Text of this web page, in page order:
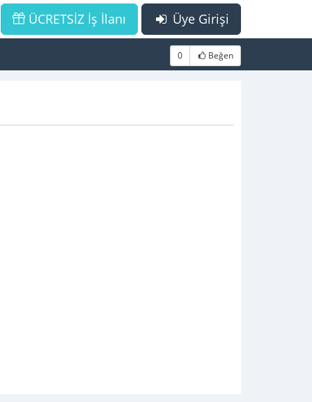
Üye Girişi
ÜCRETSİZ İş İlanı
0 Beğen